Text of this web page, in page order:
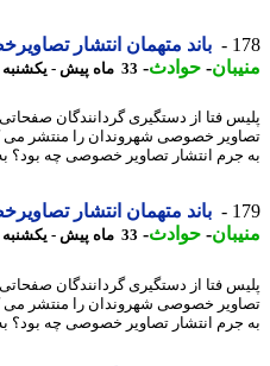
باند متهمان انتشار
-حوادث -33 ماه پیش - یکشنبه 21 آبان 1402، 17:17
فتا از دستگیری گردانندگان صفحاتی که
انتشار تصاویر خصوصی چه بود؟ به ...
باند متهمان انتشار
-حوادث -33 ماه پیش - یکشنبه 21 آبان 1402، 14:42
فتا از دستگیری گردانندگان صفحاتی که
انتشار تصاویر خصوصی چه بود؟ به ...